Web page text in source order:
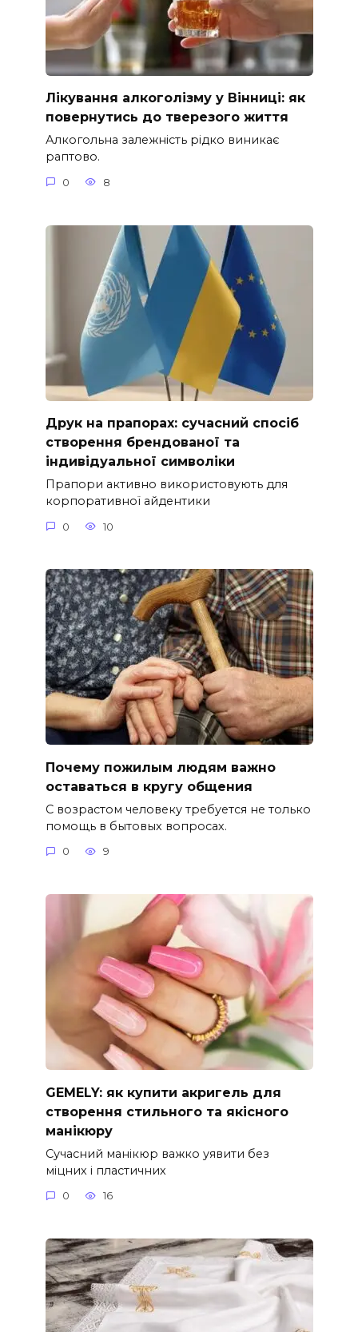
Лікування алкоголізму у Вінниці: як
повернутись до тверезого життя
Алкогольна залежність рідко виникає
раптово.
0 8
Друк на прапорах: сучасний спосіб
створення брендованої та
індивідуальної символіки
Прапори активно використовують для
корпоративної айдентики
0 10
Почему пожилым людям важно
оставаться в кругу общения
С возрастом человеку требуется не только
помощь в бытовых вопросах.
0 9
GEMELY: як купити акригель для
створення стильного та якісного
манікюру
Сучасний манікюр важко уявити без
міцних і пластичних
0 16